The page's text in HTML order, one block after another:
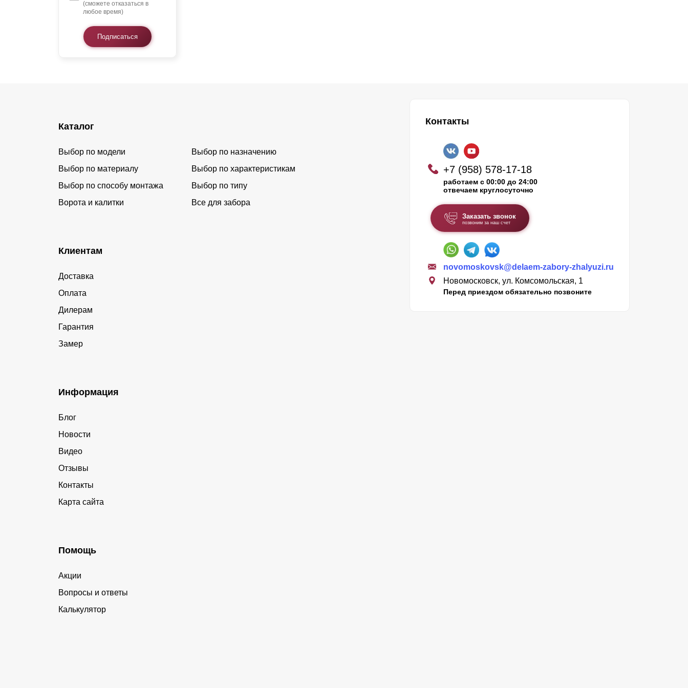
(сможете отказаться в
любое время)
Подписаться
Каталог
Выбор по модели
Выбор по назначению
Выбор по материалу
Выбор по характеристикам
Выбор по способу монтажа
Выбор по типу
Ворота и калитки
Все для забора
Клиентам
Доставка
Оплата
Дилерам
Гарантия
Замер
Информация
Блог
Новости
Видео
Отзывы
Контакты
Карта сайта
Помощь
Акции
Вопросы и ответы
Калькулятор
Контакты
+7 (958) 578-17-18
работаем с 00:00 до 24:00
отвечаем круглосуточно
Заказать звонок
позвоним за наш счет
novomoskovsk@delaem-zabory-zhalyuzi.ru
Новомосковск, ул. Комсомольская, 1
Перед приездом обязательно позвоните